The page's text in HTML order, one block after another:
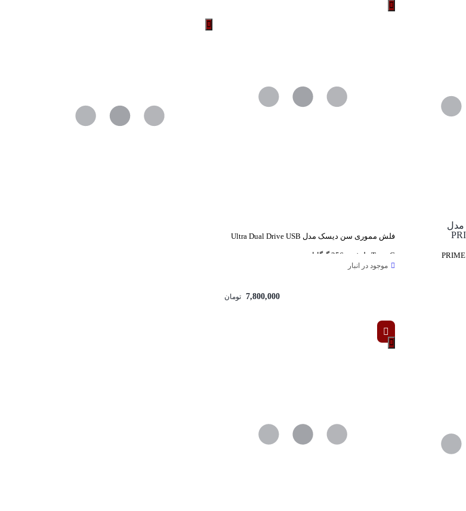
113,844,000 تومان
فلش مموری سن دیسک مدل Ultra Dual Drive USB
Type-C ظرفیت 256 گیگابایت
موجود در انبار
7,800,000 تومان